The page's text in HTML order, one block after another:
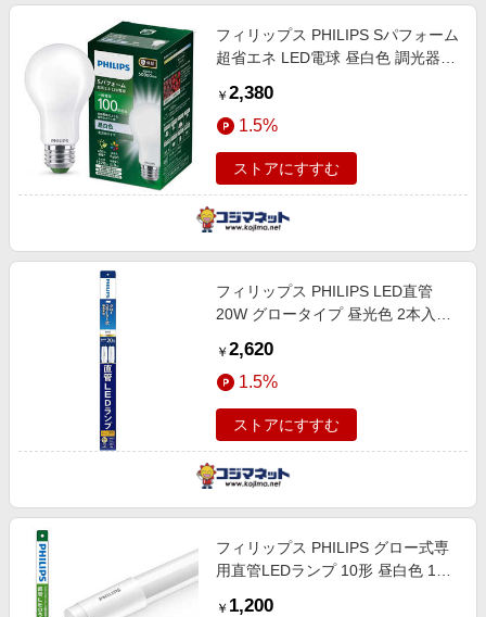
フィリップス PHILIPS Sパフォーム
超省エネ LED電球 昼白色 調光器対
色 1個 全方向タイプ SPFD100W
￥ 2,380
1.5%
ストアにすすむ
フィリップス PHILIPS LED直管
20W グロータイプ 昼光色 2本入り
LDF20D/8/11/2P
￥ 2,620
1.5%
ストアにすすむ
フィリップス PHILIPS グロー式専
用直管LEDランプ 10形 昼白色 1本
￥ 1,200